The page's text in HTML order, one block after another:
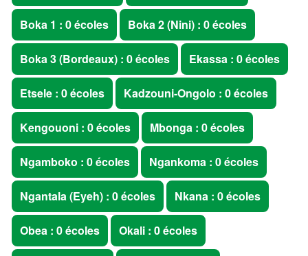
Boka 1 : 0 écoles Boka 2 (Nini) : 0 écoles
Boka 3 (Bordeaux) : 0 écoles Ekassa : 0 écoles
Etsele : 0 écoles Kadzouni-Ongolo : 0 écoles
Kengouoni : 0 écoles Mbonga : 0 écoles
Ngamboko : 0 écoles Ngankoma : 0 écoles
Ngantala (Eyeh) : 0 écoles Nkana : 0 écoles
Obea : 0 écoles Okali : 0 écoles